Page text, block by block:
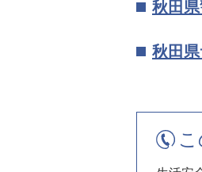
秋田
秋田